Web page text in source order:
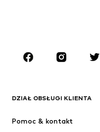
Akcesoria
Nowości
DZIAŁ OBSŁUGI KLIENTA
Pomoc & kontakt